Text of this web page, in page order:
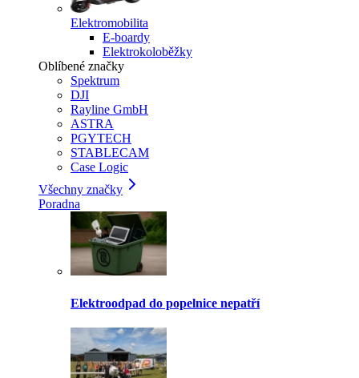
Elektromobilita
E-boardy
Elektrokoloběžky
Oblíbené značky
Spektrum
DJI
Rayline GmbH
ASTRA
PGYTECH
STABLECAM
Case Logic
Všechny značky
Poradna
Elektroodpad do popelnice nepatří